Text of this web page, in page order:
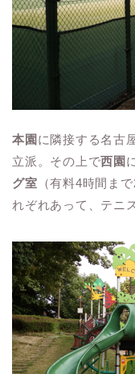
本園 に隣接する名古
立派。その上で西園
グ室 （有料4時間ま
れぞれあって、テニ